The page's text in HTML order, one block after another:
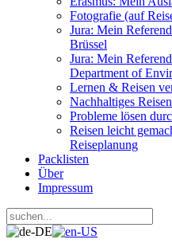
Fotografie (auf
Jura: Mein
Brüssel
Jura: Mein
Department of
Lernen & Reisen
Nachhaltiges
Probleme lösen
Reisen leicht
Reiseplanung
Packlisten
Über
Impressum